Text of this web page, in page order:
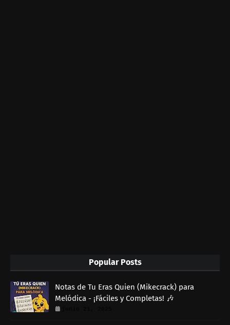
Popular Posts
Notas de Tu Eras Quien (Mikecrack) para
Melódica - ¡Fáciles y Completas! 🎶